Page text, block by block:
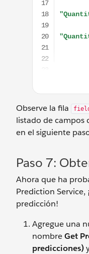
Observe la fila
listado de campos
en el siguiente
Paso 7:
Ahora que ha
Prediction Service,
predicción!
Agregue una
nombreGet
predicciones)